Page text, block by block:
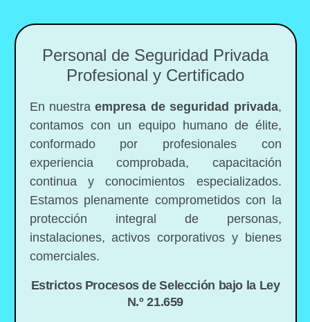
Personal de Seguridad Privada
Profesional y Certificado
En nuestraempresa de seguridad privada,
contamos con un equipo humano de élite,
conformado por profesionales con
experiencia comprobada, capacitación
continua y conocimientos especializados.
Estamos plenamente comprometidos con la
protección integral de personas,
instalaciones, activos corporativos y bienes
comerciales.
Estrictos Procesos de Selección bajo la Ley
N.º 21.659